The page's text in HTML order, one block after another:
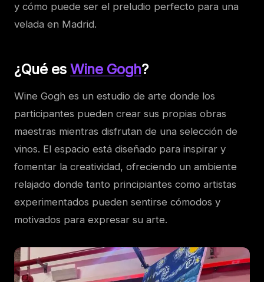
y cómo puede ser el preludio perfecto para una
velada en Madrid.
¿Qué esWine Gogh?
Wine Gogh es un estudio de arte donde los
participantes pueden crear sus propias obras
maestras mientras disfrutan de una selección de
vinos. El espacio está diseñado para inspirar y
fomentar la creatividad, ofreciendo un ambiente
relajado donde tanto principiantes como artistas
experimentados pueden sentirse cómodos y
motivados para expresar su arte.